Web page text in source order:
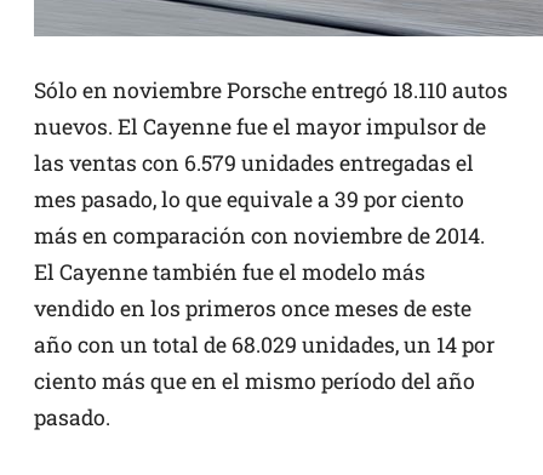
Sólo en noviembre Porsche entregó 18.110 autos
nuevos. El Cayenne fue el mayor impulsor de
las ventas con 6.579 unidades entregadas el
mes pasado, lo que equivale a 39 por ciento
más en comparación con noviembre de 2014.
El Cayenne también fue el modelo más
vendido en los primeros once meses de este
año con un total de 68.029 unidades, un 14 por
ciento más que en el mismo período del año
pasado.